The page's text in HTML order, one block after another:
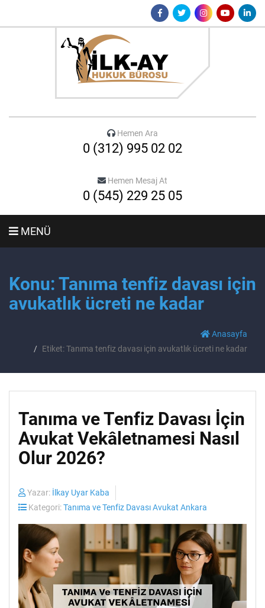
Hemen Ara
0 (312) 995 02 02
Hemen Mesaj At
0 (545) 229 25 05
MENÜ
Konu: Tanıma tenfiz davası için
avukatlık ücreti ne kadar
Anasayfa
Etiket: Tanıma tenfiz davası için avukatlık ücreti ne kadar
Tanıma ve Tenfiz Davası İçin
Avukat Vekâletnamesi Nasıl
Olur 2026?
Yazar: İlkay Uyar Kaba
Kategori:Tanıma ve Tenfiz Davası Avukat Ankara